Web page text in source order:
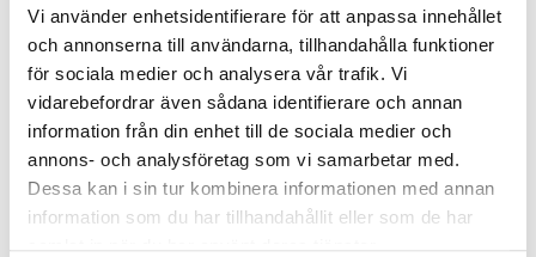
Vi använder enhetsidentifierare för att anpassa innehållet
och annonserna till användarna, tillhandahålla funktioner
för sociala medier och analysera vår trafik. Vi
vidarebefordrar även sådana identifierare och annan
information från din enhet till de sociala medier och
annons- och analysföretag som vi samarbetar med.
Dessa kan i sin tur kombinera informationen med annan
information som du har tillhandahållit eller som de har
fest du inte vill missa!
Praktisk information
Vi gör det enkelt för dig att njuta av
evenemanget. Vi har abonnerade bussar som
tar dig direkt från Kistamässan till Mister